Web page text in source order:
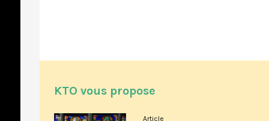
KTO vous propose
Article